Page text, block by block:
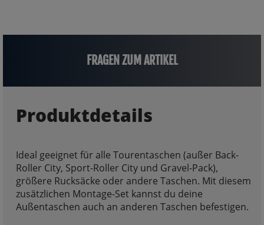
FRAGEN ZUM ARTIKEL
Produktdetails
Ideal geeignet für alle Tourentaschen (außer Back-
Roller City, Sport-Roller City und Gravel-Pack),
größere Rucksäcke oder andere Taschen. Mit diesem
zusätzlichen Montage-Set kannst du deine
Außentaschen auch an anderen Taschen befestigen.